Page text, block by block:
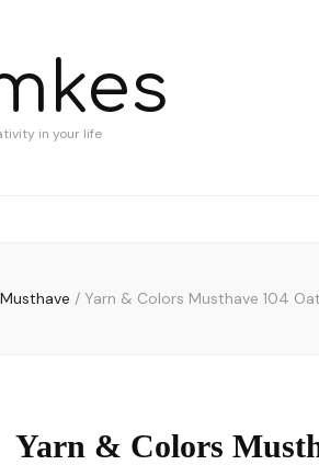
in your life
/ Yarn & Colors Musthave 104
Yarn & Colors